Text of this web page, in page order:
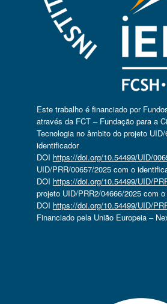
Este trabalho é financiado por
através da FCT – Fundação para a
Tecnologia no âmbito do projeto
identificador
DOI https://doi.org/10.54499/UID/
UID/PRR/00657/2025 com o
DOI https://doi.org/10.54499/UID/
projeto UID/PRR2/04666/2025 com
DOI https://doi.org/10.54499/UID/
Financiado pela União Europeia –